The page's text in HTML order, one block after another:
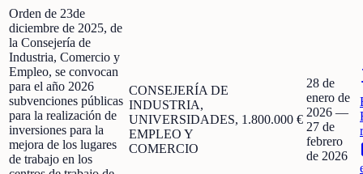
Orden de 23de
diciembre de 2025, de
la Consejería de
Industria, Comercio y
Empleo, se convocan
para el año 2026
subvenciones públicas
para la realización de
inversiones para la
mejora de los lugares
de trabajo en los
CONSEJERÍA DE
INDUSTRIA,
UNIVERSIDADES,
EMPLEO Y
COMERCIO
1.800.000 €
28 de
enero de
2026 —
27 de
febrero
de 2026